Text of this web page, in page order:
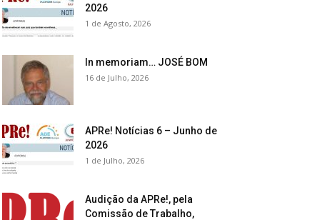
2026
1 de Agosto, 2026
In memoriam… JOSÉ BOM
16 de Julho, 2026
APRe! Notícias 6 – Junho de
2026
1 de Julho, 2026
Audição da APRe!, pela
Comissão de Trabalho,